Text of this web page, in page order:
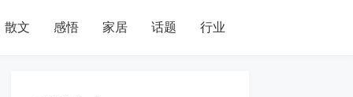
散文 感悟 家居 话题 行业